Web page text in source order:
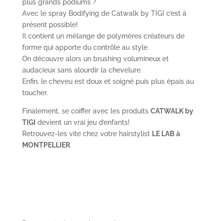
plus grands podiums ?
Avec le spray Bodifying de Catwalk by TIGI c’est à
présent possible!
Il contient un mélange de polymères créateurs de
forme qui apporte du contrôle au style.
On découvre alors un brushing volumineux et
audacieux sans alourdir la chevelure.
Enfin, le cheveu est doux et soigné puis plus épais au
toucher.
Finalement, se coiffer avec les produits CATWALK by
TIGI devient un vrai jeu d’enfants!
Retrouvez-les vite chez votre hairstylist LE LAB à
MONTPELLIER.